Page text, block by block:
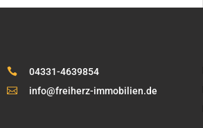
 04331-4639854
 info@freiherz-immobilien.de